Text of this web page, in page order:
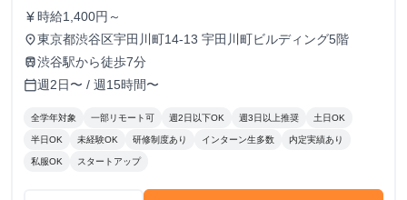
currency_yen 時給1,400円～
place東京都渋谷区宇田川町14-13 宇田川町ビルディング5階
train渋谷駅から徒歩7分
calendar_today週2日〜 / 週15時間〜
全学年対象 一部リモート可 週2日以下OK 週3日以上推奨 土日OK
半日OK 未経験OK 研修制度あり インターン生多数 内定実績あり
私服OK スタートアップ